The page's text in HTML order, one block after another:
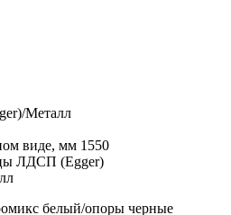
Металл
виде, мм 1550
ЛДСП (Egger)